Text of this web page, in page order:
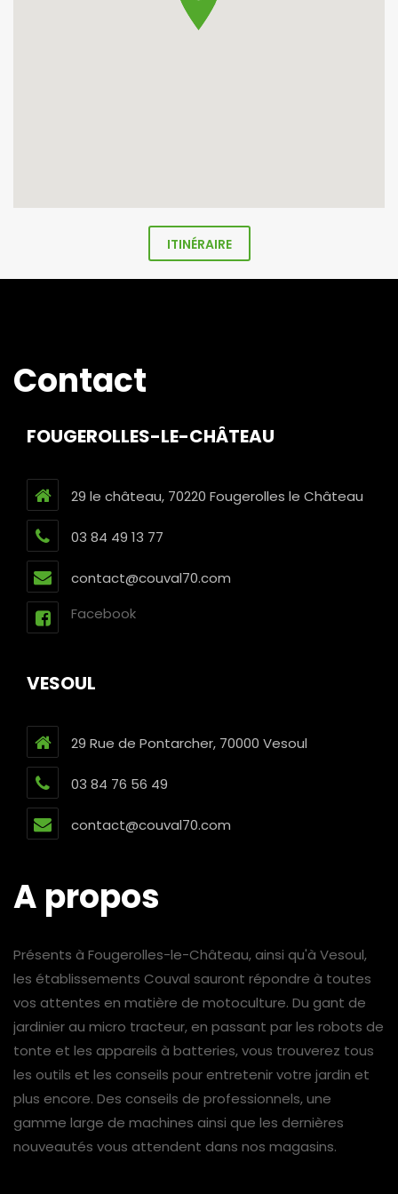
ITINÉRAIRE
Contact
FOUGEROLLES-LE-CHÂTEAU
29 le château, 70220 Fougerolles le Château
03 84 49 13 77
contact@couval70.com
Facebook
VESOUL
29 Rue de Pontarcher, 70000 Vesoul
03 84 76 56 49
contact@couval70.com
A propos
Présents à Fougerolles-le-Château, ainsi qu'à Vesoul,
les établissements Couval sauront répondre à toutes
vos attentes en matière de motoculture. Du gant de
jardinier au micro tracteur, en passant par les robots de
tonte et les appareils à batteries, vous trouverez tous
les outils et les conseils pour entretenir votre jardin et
plus encore. Des conseils de professionnels, une
gamme large de machines ainsi que les dernières
nouveautés vous attendent dans nos magasins.